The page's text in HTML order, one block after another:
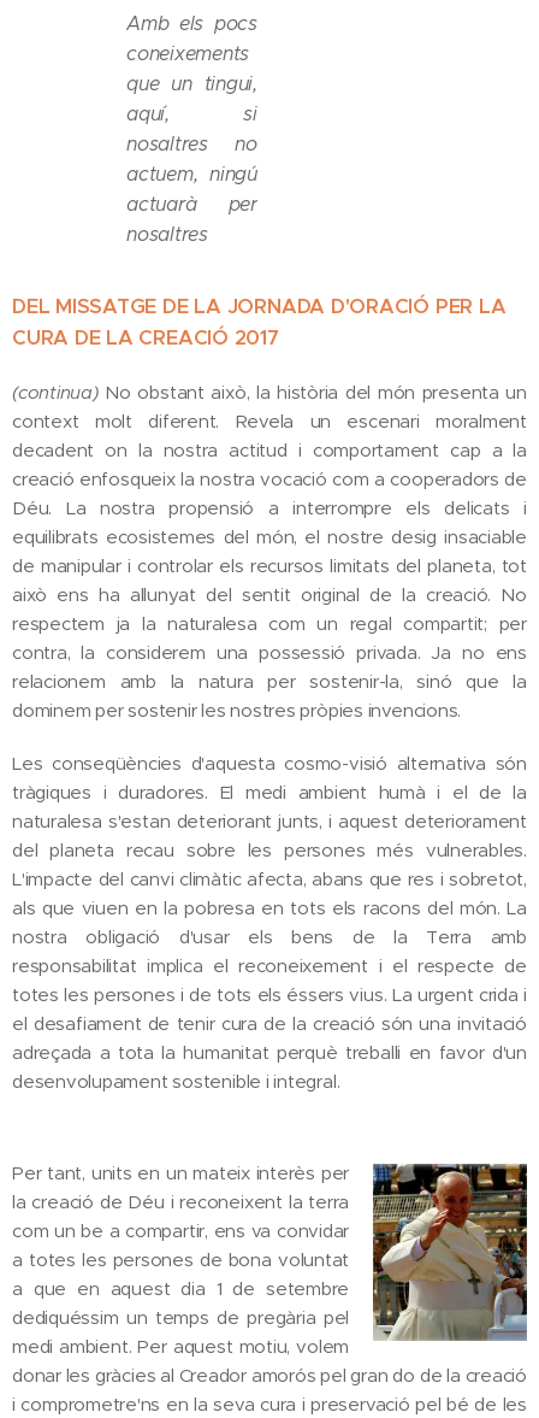
Amb els pocs
coneixements
que un tingui,
aquí, si
nosaltres no
actuem, ningú
actuarà per
nosaltres
DEL MISSATGE DE LA JORNADA D'ORACIÓ PER LA
CURA DE LA CREACIÓ 2017
(continua)No obstant això, la història del món presenta un
context molt diferent. Revela un escenari moralment
decadent on la nostra actitud i comportament cap a la
creació enfosqueix la nostra vocació com a cooperadors de
Déu. La nostra propensió a interrompre els delicats i
equilibrats ecosistemes del món, el nostre desig insaciable
de manipular i controlar els recursos limitats del planeta, tot
això ens ha allunyat del sentit original de la creació. No
respectem ja la naturalesa com un regal compartit; per
contra, la considerem una possessió privada. Ja no ens
relacionem amb la natura per sostenir-la, sinó que la
dominem per sostenir les nostres pròpies invencions.
Les conseqüències d'aquesta cosmo-visió alternativa són
tràgiques i duradores. El medi ambient humà i el de la
naturalesa s'estan deteriorant junts, i aquest deteriorament
del planeta recau sobre les persones més vulnerables.
L'impacte del canvi climàtic afecta, abans que res i sobretot,
als que viuen en la pobresa en tots els racons del món. La
nostra obligació d'usar els bens de la Terra amb
responsabilitat implica el reconeixement i el respecte de
totes les persones i de tots els éssers vius. La urgent crida i
el desafiament de tenir cura de la creació són una invitació
adreçada a tota la humanitat perquè treballi en favor d'un
desenvolupament sostenible i integral.
Per tant, units en un mateix interès per
la creació de Déu i reconeixent la terra
com un be a compartir, ens va convidar
a totes les persones de bona voluntat
a que en aquest dia 1 de setembre
dediquéssim un temps de pregària pel
medi ambient. Per aquest motiu, volem
donar les gràcies al Creador amorós pel gran do de la creació
i comprometre'ns en la seva cura i preservació pel bé de les